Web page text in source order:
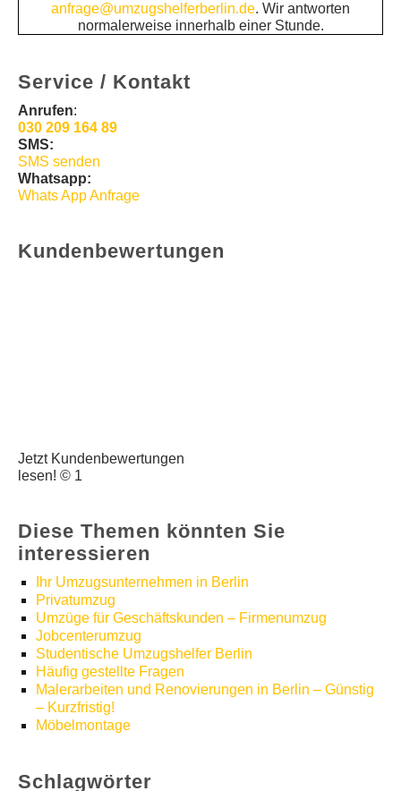
anfrage@umzugshelferberlin.de. Wir antworten
normalerweise innerhalb einer Stunde.
Service / Kontakt
Anrufen:
030 209 164 89
SMS:
SMS senden
Whatsapp:
Whats App Anfrage
Kundenbewertungen
Jetzt Kundenbewertungen
lesen! © 1
Diese Themen könnten Sie
interessieren
Ihr Umzugsunternehmen in Berlin
Privatumzug
Umzüge für Geschäftskunden – Firmenumzug
Jobcenterumzug
Studentische Umzugshelfer Berlin
Häufig gestellte Fragen
Malerarbeiten und Renovierungen in Berlin – Günstig
– Kurzfristig!
Möbelmontage
Schlagwörter